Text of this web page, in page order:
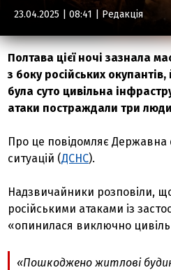
23.04.2025 | 08:41 | Редакція
Полтава цієї ночі зазнала
з боку російських
була суто цивільна
атаки постраждали три
Про це повідомляє
ситуацій (ДСНС).
Надзвичайники розповіли, що
російськими атаками із
«опинилася виключно
«Пошкоджено житлові